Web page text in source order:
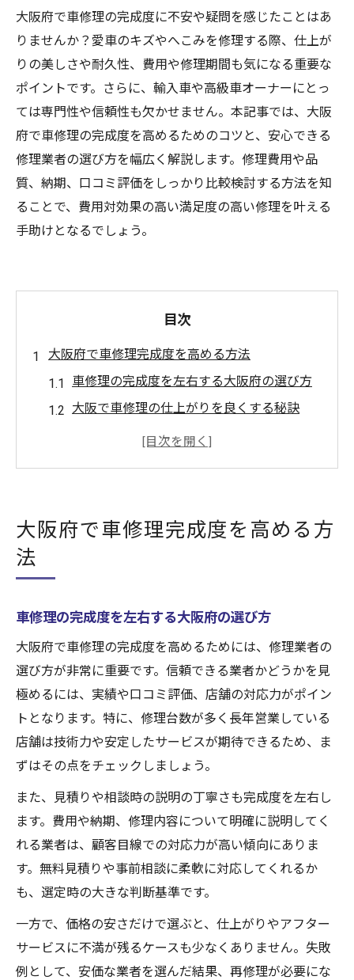
大阪府で車修理の完成度に不安や疑問を感じたことはあ
りませんか？愛車のキズやへこみを修理する際、仕上が
りの美しさや耐久性、費用や修理期間も気になる重要な
ポイントです。さらに、輸入車や高級車オーナーにとっ
ては専門性や信頼性も欠かせません。本記事では、大阪
府で車修理の完成度を高めるためのコツと、安心できる
修理業者の選び方を幅広く解説します。修理費用や品
質、納期、口コミ評価をしっかり比較検討する方法を知
ることで、費用対効果の高い満足度の高い修理を叶える
手助けとなるでしょう。
目次
大阪府で車修理完成度を高める方法
車修理の完成度を左右する大阪府の選び方
大阪で車修理の仕上がりを良くする秘訣
車修理と大阪の最新技術の活用ポイント
車修理の品質にこだわる大阪府ユーザー必見
大阪の車修理で品質を見極めるチェックポ
大阪府の車修理で信頼できる業者選びのコ
ツ
板金修理の口コミが示す大阪の車修理事情
大阪 車修理でおすすめ品質サービスの特徴
満足度高い車修理なら大阪府が選ばれる理由
大阪府で評価される車修理の理由とは
大阪 車修理のおすすめポイントと実績
大阪の整備工場ランキングで見る信頼性
口コミ評価が高い大阪車修理の共通点
車修理を大阪府で安心して依頼するコツ
車修理依頼時に確認したい大阪のポイント
大阪府で信頼できる車修理業者を探す方法
大阪府で車修理完成度を高める方
法
車修理の完成度を左右する大阪府の選び方
大阪府で車修理の完成度を高めるためには、修理業者の
選び方が非常に重要です。信頼できる業者かどうかを見
極めるには、実績や口コミ評価、店舗の対応力がポイン
トとなります。特に、修理台数が多く長年営業している
店舗は技術力や安定したサービスが期待できるため、ま
ずはその点をチェックしましょう。
また、見積りや相談時の説明の丁寧さも完成度を左右し
ます。費用や納期、修理内容について明確に説明してく
れる業者は、顧客目線での対応力が高い傾向にありま
す。無料見積りや事前相談に柔軟に対応してくれるか
も、選定時の大きな判断基準です。
一方で、価格の安さだけで選ぶと、仕上がりやアフター
サービスに不満が残るケースも少なくありません。失敗
例として、安価な業者を選んだ結果、再修理が必要にな